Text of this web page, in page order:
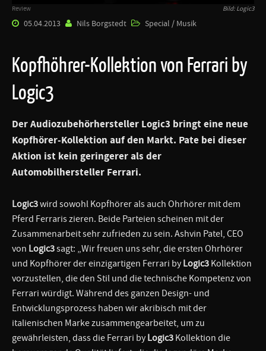
Review Bild: Logic3
05.04.2013 Nils Borgstedt Special / Musik
Kopfhöhrer-Kollektion von Ferrari by
Logic3
Der Audiozubehörhersteller Logic3 bringt eine neue
Kopfhörer-Kollektion auf den Markt. Pate bei dieser
Aktion ist kein geringerer als der
Automobilhersteller Ferrari.
Logic3wird sowohl Kopfhörer als auch Ohrhörer mit dem
Pferd Ferraris zieren. Beide Parteien scheinen mit der
Zusammenarbeit sehr zufrieden zu sein. Ashvin Patel, CEO
von Logic3sagt: „Wir freuen uns sehr, die ersten Ohrhörer
und Kopfhörer der einzigartigen Ferrari by Logic3 Kollektion
vorzustellen, die den Stil und die technische Kompetenz von
Ferrari würdigt. Während des ganzen Design- und
Entwicklungsprozess haben wir akribisch mit der
italienischen Marke zusammengearbeitet, um zu
gewährleisten, dass die Ferrari by Logic3 Kollektion die